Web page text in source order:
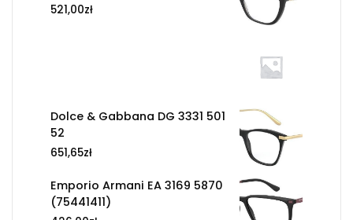
521,00zł
Dolce & Gabbana DG 3331 501
52
651,65zł
Emporio Armani EA 3169 5870
(75441411)